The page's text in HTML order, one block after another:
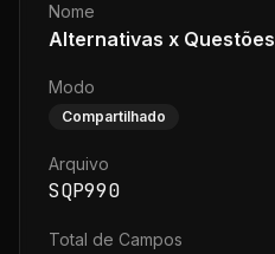
Nome
Alternativas x Questões
Modo
Compartilhado
Arquivo
SQP990
Total de Campos